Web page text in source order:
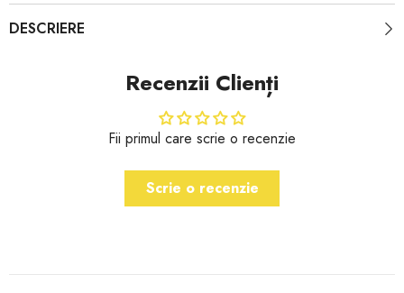
DESCRIERE
Recenzii Clienți
Fii primul care scrie o recenzie
Scrie o recenzie